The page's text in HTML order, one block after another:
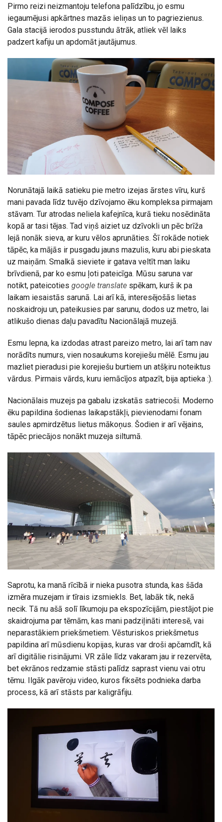
Pirmo reizi neizmantoju telefona palīdzību, jo esmu
iegaumējusi apkārtnes mazās ieliņas un to pagriezienus.
Gala stacijā ierodos pusstundu ātrāk, atliek vēl laiks
padzert kafiju un apdomāt jautājumus.
Norunātajā laikā satieku pie metro izejas ārstes vīru, kurš
mani pavada līdz tuvējo dzīvojamo ēku kompleksa pirmajam
stāvam. Tur atrodas neliela kafejnīca, kurā tieku nosēdināta
kopā ar tasi tējas. Tad viņš aiziet uz dzīvokli un pēc brīža
lejā nonāk sieva, ar kuru vēlos aprunāties. Šī rokāde notiek
tāpēc, ka mājās ir pusgadu jauns mazulis, kuru abi pieskata
uz maiņām. Smalkā sieviete ir gatava veltīt man laiku
brīvdienā, par ko esmu ļoti pateicīga. Mūsu saruna var
notikt, pateicoties google translate spēkam, kurš ik pa
laikam iesaistās sarunā. Lai arī kā, interesējošās lietas
noskaidroju un, pateikusies par sarunu, dodos uz metro, lai
atlikušo dienas daļu pavadītu Nacionālajā muzejā.
Esmu lepna, ka izdodas atrast pareizo metro, lai arī tam nav
norādīts numurs, vien nosaukums korejiešu mēlē. Esmu jau
mazliet pieradusi pie korejiešu burtiem un atšķiru noteiktus
vārdus. Pirmais vārds, kuru iemācījos atpazīt, bija aptieka :).
Nacionālais muzejs pa gabalu izskatās satriecoši. Moderno
ēku papildina šodienas laikapstākļi, pievienodami fonam
saules apmirdzētus lietus mākoņus. Šodien ir arī vējains,
tāpēc priecājos nonākt muzeja siltumā.
Saprotu, ka manā rīcībā ir nieka pusotra stunda, kas šāda
izmēra muzejam ir tīrais izsmiekls. Bet, labāk tik, nekā
necik. Tā nu ašā solī līkumoju pa ekspozīcijām, piestājot pie
skaidrojuma par tēmām, kas mani padziļināti interesē, vai
neparastākiem priekšmetiem. Vēsturiskos priekšmetus
papildina arī mūsdienu kopijas, kuras var droši apčamdīt, kā
arī digitālie risinājumi. VR zāle līdz vakaram jau ir rezervēta,
bet ekrānos redzamie stāsti palīdz saprast vienu vai otru
tēmu. Ilgāk pavēroju video, kuros fiksēts podnieka darba
process, kā arī stāsts par kaligrāfiju.